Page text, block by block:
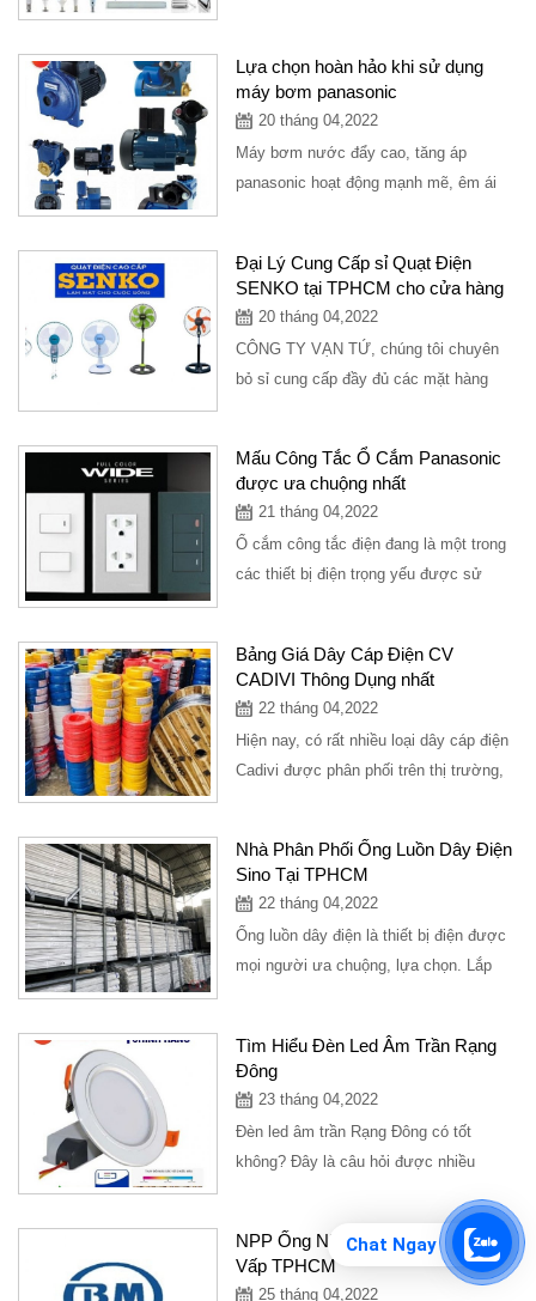
Chat Ngay
Lựa chọn hoàn hảo khi sử dụng
máy bơm panasonic
20 tháng 04,2022
Máy bơm nước đẩy cao, tăng áp
panasonic hoạt động mạnh mẽ, êm ái
Đại Lý Cung Cấp sỉ Quạt Điện
SENKO tại TPHCM cho cửa hàng
20 tháng 04,2022
CÔNG TY VẠN TỨ, chúng tôi chuyên
bỏ sỉ cung cấp đầy đủ các mặt hàng
Mấu Công Tắc Ổ Cắm Panasonic
được ưa chuộng nhất
21 tháng 04,2022
Ổ cắm công tắc điện đang là một trong
các thiết bị điện trọng yếu được sử
Bảng Giá Dây Cáp Điện CV
CADIVI Thông Dụng nhất
22 tháng 04,2022
Hiện nay, có rất nhiều loại dây cáp điện
Cadivi được phân phối trên thị trường,
Nhà Phân Phối Ống Luồn Dây Điện
Sino Tại TPHCM
22 tháng 04,2022
Ống luồn dây điện là thiết bị điện được
mọi người ưa chuộng, lựa chọn. Lắp
Tìm Hiểu Đèn Led Âm Trần Rạng
Đông
23 tháng 04,2022
Đèn led âm trần Rạng Đông có tốt
không? Đây là câu hỏi được nhiều
NPP Ống Nhựa Bình Minh Tại Gò
Vấp TPHCM
25 tháng 04,2022